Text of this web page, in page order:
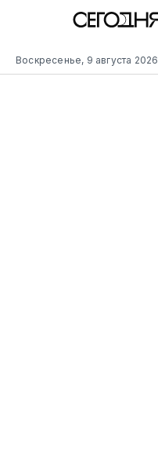
Воскресенье, 9 августа 2026